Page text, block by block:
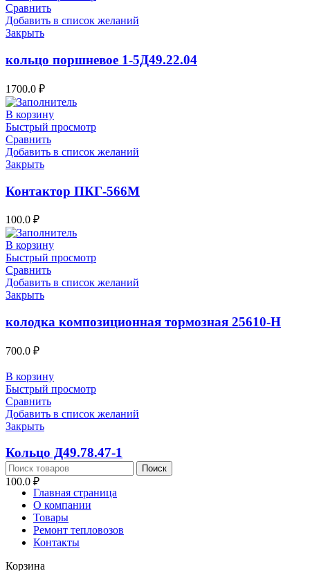
Сравнить
Добавить в список желаний
Закрыть
кольцо поршневое 1-5Д49.22.04
1700.0 ₽
В корзину
Быстрый просмотр
Сравнить
Добавить в список желаний
Закрыть
Контактор ПКГ-566М
100.0 ₽
В корзину
Быстрый просмотр
Сравнить
Добавить в список желаний
Закрыть
колодка композиционная тормозная 25610-Н
700.0 ₽
В корзину
Быстрый просмотр
Сравнить
Добавить в список желаний
Закрыть
Кольцо Д49.78.47-1
100.0 ₽
Поиск
Главная страница
О компании
Товары
Ремонт тепловозов
Контакты
Корзина